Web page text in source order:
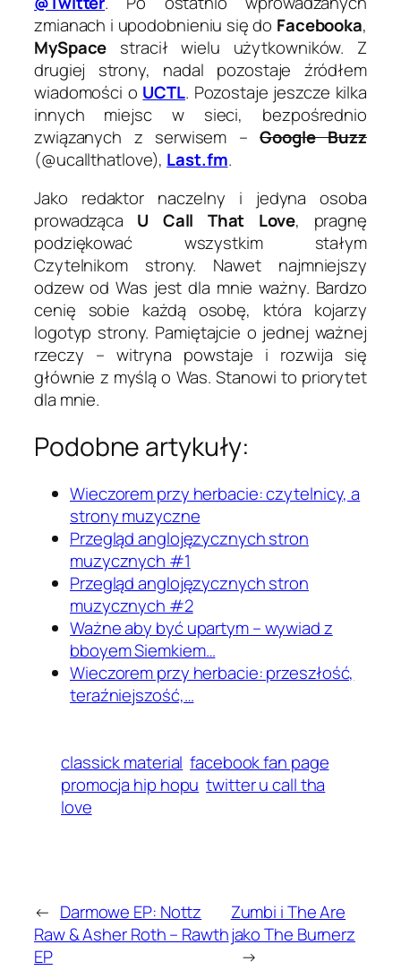
zmianach i upodobnieniu się do Facebooka,
MySpace stracił wielu użytkowników. Z
drugiej strony, nadal pozostaje źródłem
wiadomości o UCTL. Pozostaje jeszcze kilka
innych miejsc w sieci, bezpośrednio
związanych z serwisem –Google Buzz
(@ucallthatlove), Last.fm.
Jako redaktor naczelny i jedyna osoba
prowadząca U Call That Love, pragnę
podziękować wszystkim stałym
Czytelnikom strony. Nawet najmniejszy
odzew od Was jest dla mnie ważny. Bardzo
cenię sobie każdą osobę, która kojarzy
logotyp strony. Pamiętajcie o jednej ważnej
rzeczy – witryna powstaje i rozwija się
głównie z myślą o Was. Stanowi to priorytet
dla mnie.
Podobne artykuły:
Wieczorem przy herbacie: czytelnicy, a
strony muzyczne
Przegląd anglojęzycznych stron
muzycznych #1
Przegląd anglojęzycznych stron
muzycznych #2
Ważne aby być upartym – wywiad z
bboyem Siemkiem…
Wieczorem przy herbacie: przeszłość,
teraźniejszość,…
classick material facebook fan page
promocja hip hopu twitter u call tha
love
← Darmowe EP: Nottz
Raw & Asher Roth – Rawth
EP
Zumbi i The Are
jako The Burnerz
→